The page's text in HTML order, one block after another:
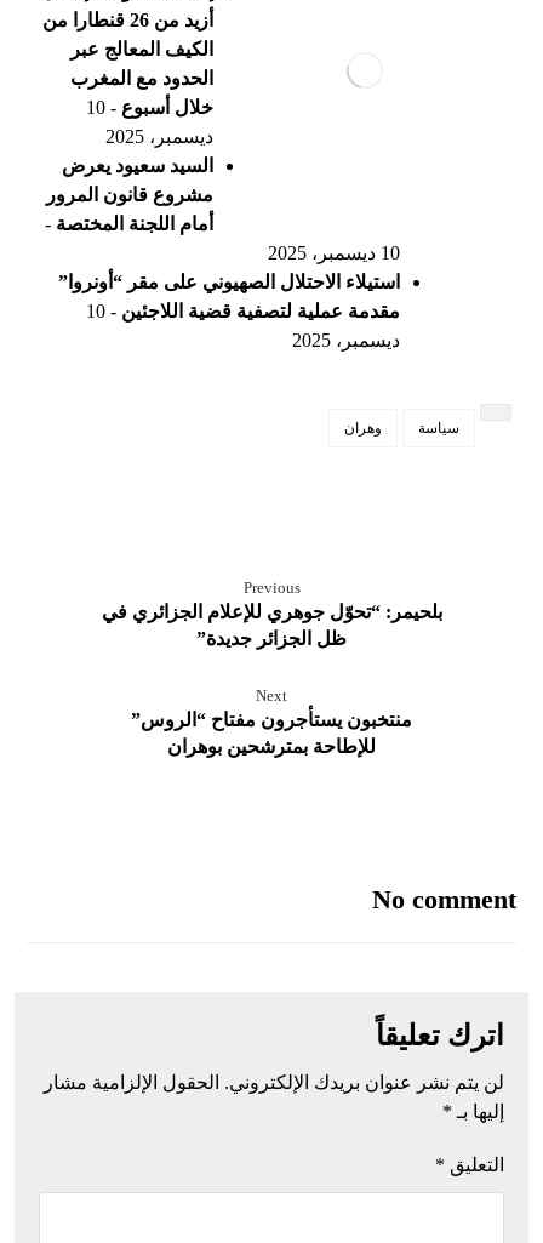
أزيد من 26 قنطارا من
الكيف المعالج عبر
الحدود مع المغرب
خلال أسبوع
- 10
ديسمبر، 2025
السيد سعيود يعرض
مشروع قانون المرور
أمام اللجنة المختصة -
10 ديسمبر، 2025
استيلاء الاحتلال الصهيوني على مقر “أونروا”
مقدمة عملية لتصفية قضية اللاجئين
- 10
ديسمبر، 2025
سياسة وهران
Previous
بلحيمر: “تحوّل جوهري للإعلام الجزائري في
ظل الجزائر جديدة”
Next
منتخبون يستأجرون مفتاح “الروس”
للإطاحة بمترشحين بوهران
No comment
اترك تعليقاً
لن يتم نشر عنوان بريدك الإلكتروني. الحقول الإلزامية مشار
إليها بـ *
التعليق *